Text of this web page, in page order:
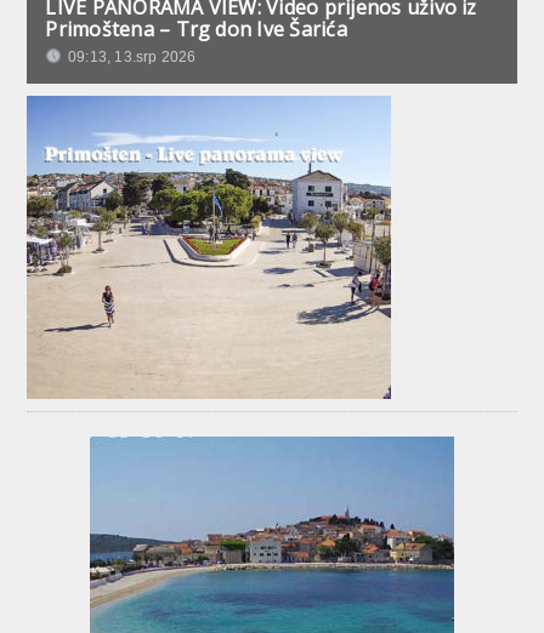
LIVE PANORAMA VIEW: Video prijenos uživo iz
Primoštena – Trg don Ive Šarića
09:13, 13.srp 2026